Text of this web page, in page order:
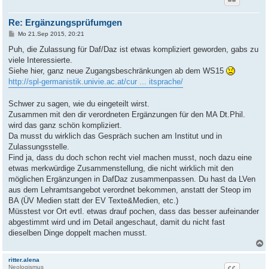
Re: Ergänzungsprüfumgen
B
i
r
a
Mo 21.Sep 2015, 20:21
Puh, die Zulassung für Daf/Daz ist etwas kompliziert geworden, gabs zu
viele Interessierte.
Siehe hier, ganz neue Zugangsbeschränkungen ab dem WS15
http://spl-germanistik.univie.ac.at/cur ... itsprache/
Schwer zu sagen, wie du eingeteilt wirst.
Zusammen mit den dir verordneten Ergänzungen für den MA Dt.Phil.
wird das ganz schön kompliziert.
Da musst du wirklich das Gespräch suchen am Institut und in
Zulassungsstelle.
Find ja, dass du doch schon recht viel machen musst, noch dazu eine
etwas merkwürdige Zusammenstellung, die nicht wirklich mit den
möglichen Ergänzungen in DafDaz zusammenpassen. Du hast da LVen
aus dem Lehramtsangebot verordnet bekommen, anstatt der Steop im
BA (ÜV Medien statt der EV Texte&Medien, etc.)
Müsstest vor Ort evtl. etwas drauf pochen, dass das besser aufeinander
abgestimmt wird und im Detail angeschaut, damit du nicht fast
dieselben Dinge doppelt machen musst.
ritter.alena
Neologismus